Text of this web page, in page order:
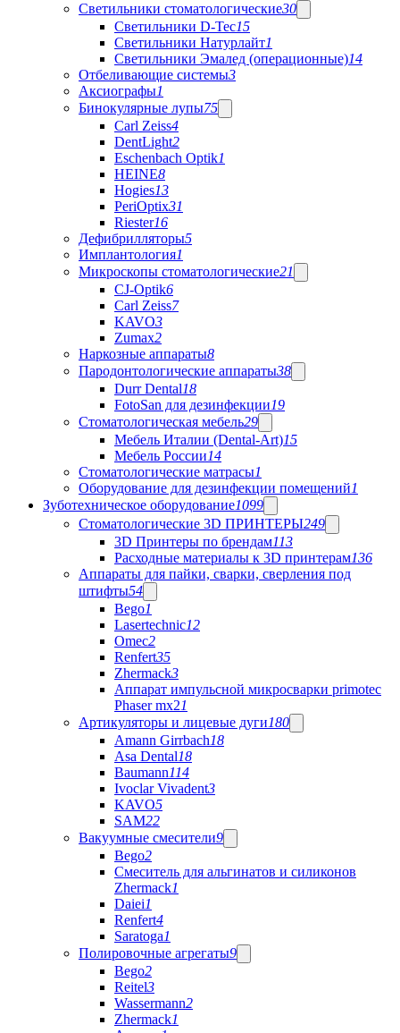
Светильники стоматологические30
Светильники D-Tec15
Светильники Натурлайт1
Светильники Эмалед (операционные)14
Отбеливающие системы3
Аксиографы1
Бинокулярные лупы75
Carl Zeiss4
DentLight2
Eschenbach Optik1
HEINE8
Hogies13
PeriOptix31
Riester16
Дефибрилляторы5
Имплантология1
Микроскопы стоматологические21
CJ-Optik6
Carl Zeiss7
KAVO3
Zumax2
Наркозные аппараты8
Пародонтологические аппараты38
Durr Dental18
FotoSan для дезинфекции19
Стоматологическая мебель29
Мебель Италии (Dental-Art)15
Мебель России14
Стоматологические матрасы1
Оборудование для дезинфекции помещений1
Зуботехническое оборудование1099
Стоматологические 3D ПРИНТЕРЫ249
3D Принтеры по брендам113
Расходные материалы к 3D принтерам136
Аппараты для пайки, сварки, сверления под
штифты54
Bego1
Lasertechnic12
Omec2
Renfert35
Zhermack3
Аппарат импульсной микросварки primotec
Phaser mx21
Артикуляторы и лицевые дуги180
Amann Girrbach18
Asa Dental18
Baumann114
Ivoclar Vivadent3
KAVO5
SAM22
Вакуумные смесители9
Bego2
Cмеситель для альгинатов и силиконов
Zhermack1
Daiei1
Renfert4
Saratoga1
Полировочные агрегаты9
Bego2
Reitel3
Wassermann2
Zhermack1